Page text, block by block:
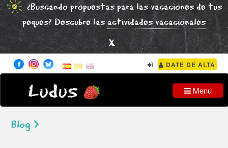
¿Buscando propuestas para las vacaciones de tus
peques? Descubre lasactividades vacacionales
x
DATE DE ALTA
Ludus Menu
Blog >